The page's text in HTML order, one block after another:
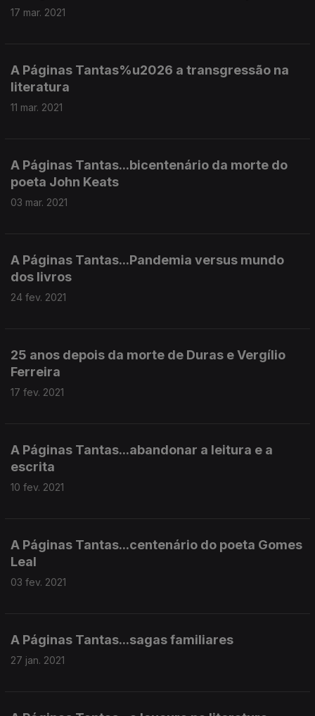
17 mar. 2021
A Páginas Tantas%u2026 a transgressão na
literatura
11 mar. 2021
A Páginas Tantas...bicentenário da morte do
poeta John Keats
03 mar. 2021
A Páginas Tantas...Pandemia versus mundo
dos livros
24 fev. 2021
25 anos depois da morte de Duras e Vergílio
Ferreira
17 fev. 2021
A Páginas Tantas...abandonar a leitura e a
escrita
10 fev. 2021
A Páginas Tantas...centenário do poeta Gomes
Leal
03 fev. 2021
A Páginas Tantas...sagas familiares
27 jan. 2021